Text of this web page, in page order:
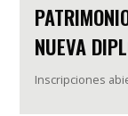
NUEVA
Inscripciones